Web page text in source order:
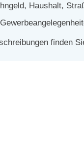
Haushalt,
finden